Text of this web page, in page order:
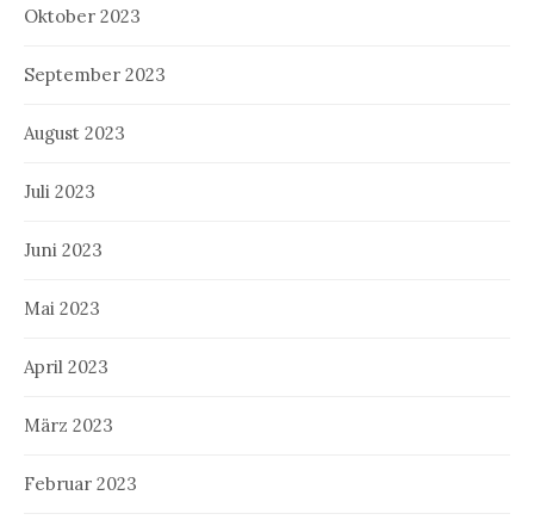
Oktober 2023
September 2023
August 2023
Juli 2023
Juni 2023
Mai 2023
April 2023
März 2023
Februar 2023